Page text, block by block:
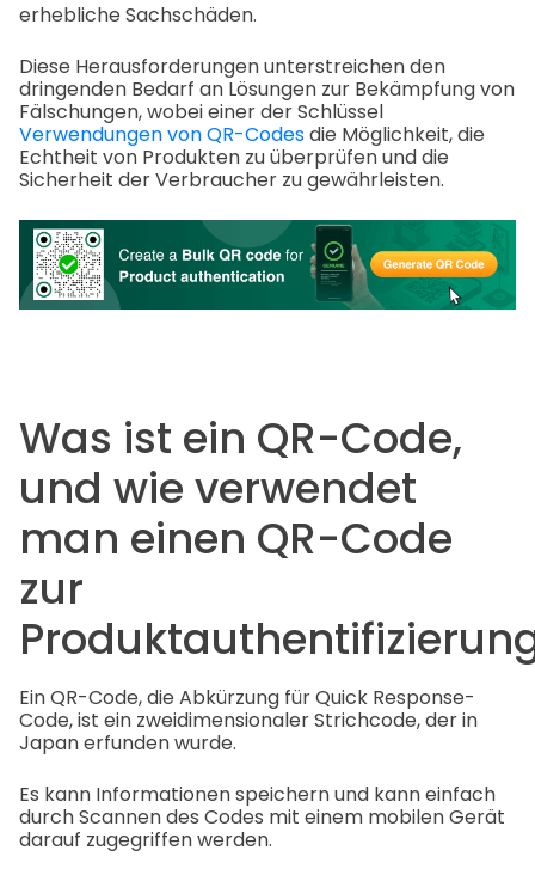
erhebliche Sachschäden.
Diese Herausforderungen unterstreichen den
dringenden Bedarf an Lösungen zur Bekämpfung von
Fälschungen, wobei einer der Schlüssel
Verwendungen von QR-Codesdie Möglichkeit, die
Echtheit von Produkten zu überprüfen und die
Sicherheit der Verbraucher zu gewährleisten.
Was ist ein QR-Code,
und wie verwendet
man einen QR-Code
zur
Ein QR-Code, die Abkürzung für Quick Response-
Code, ist ein zweidimensionaler Strichcode, der in
Japan erfunden wurde.
Es kann Informationen speichern und kann einfach
durch Scannen des Codes mit einem mobilen Gerät
darauf zugegriffen werden.